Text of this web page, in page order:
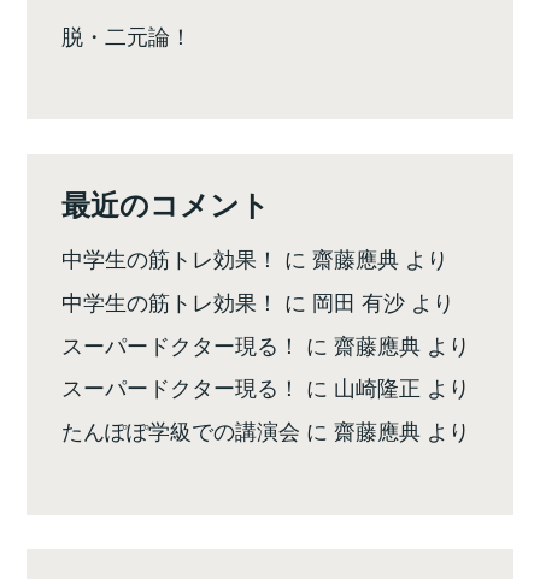
脱・二元論！
最近のコメント
中学生の筋トレ効果！ に齋藤應典 より
中学生の筋トレ効果！ に 岡田 有沙 より
スーパードクター現る！ に齋藤應典 より
スーパードクター現る！ に 山崎隆正 より
たんぽぽ学級での講演会 に齋藤應典 より